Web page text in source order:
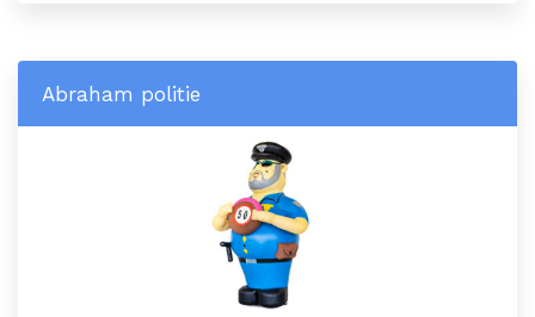
Abraham politie